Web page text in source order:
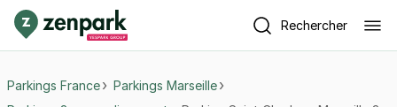
Rechercher
Parkings France
Parkings Marseille